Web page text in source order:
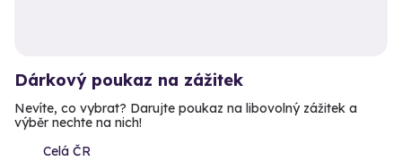
Dárkový poukaz na zážitek
Nevíte, co vybrat? Darujte poukaz na libovolný zážitek a
výběr nechte na nich!
Celá ČR